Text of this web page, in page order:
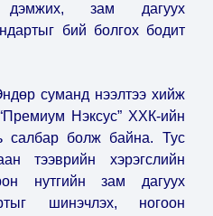
дэмжих, зам дагуух
бий болгох бодит
суманд нээлтээ хийж
Нэксус” ХХК-ийн
салбар болж байна. Тус
тээврийн хэрэгслийн
нутгийн зам дагуух
шинэчлэх, ногоон